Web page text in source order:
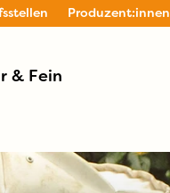
Produzent:innen
& Fein